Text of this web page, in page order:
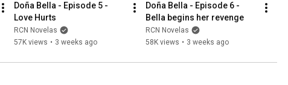
Doña Bella - Episode 5 -
Love Hurts
RCN Novelas
57K views • 3 weeks ago
Doña Bella - Episode 6 -
Bella begins her revenge
RCN Novelas
58K views • 3 weeks ago